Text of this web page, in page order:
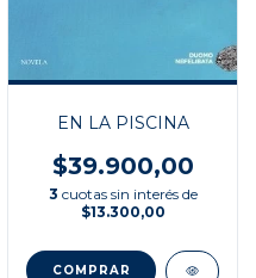
EN LA PISCINA
$39.900,00
3 cuotas sin interés de
$13.300,00